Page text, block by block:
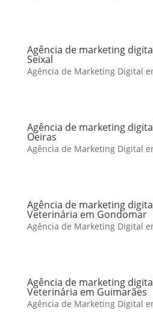
Agência de marketing
Seixal
Agência de Marketing Digital
Agência de marketing
Oeiras
Agência de Marketing Digital
Agência de marketing
Veterinária em Gondomar
Agência de Marketing Digital
Agência de marketing
Veterinária em Guimarães
Agência de Marketing Digital